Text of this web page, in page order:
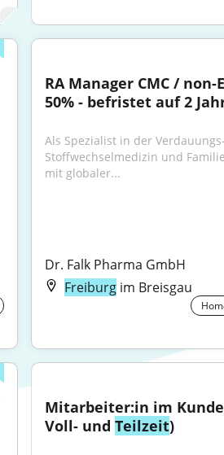
RA Manager CMC /
50% - befristet auf 2
Als Spezialist in der
Stoffwechselmedizin und
mit globaler...
Dr. Falk Pharma GmbH
Freiburg im Breisgau
Mitarbeiter:in im
Voll- und Teilzeit)